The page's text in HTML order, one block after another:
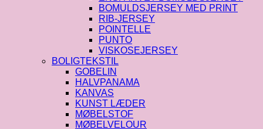
BOMULDSJERSEY MED PRINT
RIB-JERSEY
POINTELLE
PUNTO
VISKOSEJERSEY
BOLIGTEKSTIL
GOBELIN
HALVPANAMA
KANVAS
KUNST LÆDER
MØBELSTOF
MØBELVELOUR